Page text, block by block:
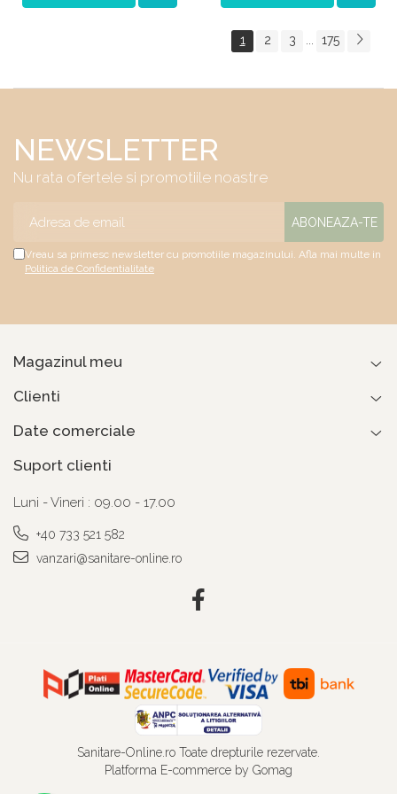
1 2 3 ... 175
NEWSLETTER
Nu rata ofertele si promotiile noastre
Vreau sa primesc newsletter cu promotiile magazinului. Afla mai multe in
Politica de Confidentialitate
Magazinul meu
Clienti
Date comerciale
Suport clienti
Luni - Vineri : 09.00 - 17.00
+40 733 521 582
vanzari@sanitare-online.ro
Sanitare-Online.ro Toate drepturile rezervate.
Platforma E-commerce by Gomag